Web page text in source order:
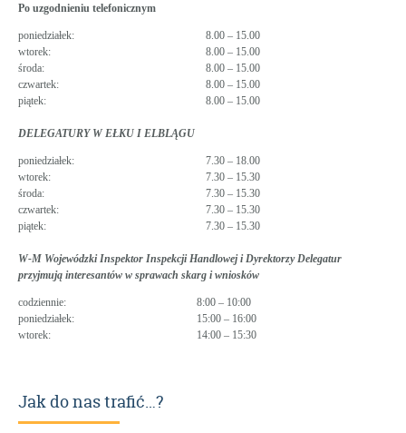
Po uzgodnieniu telefonicznym
poniedziałek:
8.00 – 15.00
wtorek:
8.00 – 15.00
środa:
8.00 – 15.00
czwartek:
8.00 – 15.00
piątek:
8.00 – 15.00
DELEGATURY W EŁKU I ELBLĄGU
poniedziałek:
7.30 – 18.00
wtorek:
7.30 – 15.30
środa:
7.30 – 15.30
czwartek:
7.30 – 15.30
piątek:
7.30 – 15.30
W-M Wojewódzki Inspektor Inspekcji Handlowej i Dyrektorzy Delegatur
przyjmują interesantów w sprawach skarg i wniosków
codziennie:
8:00 – 10:00
poniedziałek:
15:00 – 16:00
wtorek:
14:00 – 15:30
Jak do nas trafić…?